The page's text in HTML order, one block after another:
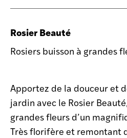
Rosier Beauté
Rosiers buisson à grandes
Apportez de la douceur et
jardin avec le Rosier
grandes fleurs d’un
Très florifère et remontant